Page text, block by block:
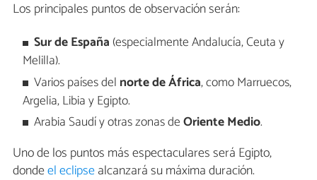
Los principales puntos de observación serán:
Sur de España (especialmente Andalucía, Ceuta y
Melilla).
Varios países del norte de África, como Marruecos,
Argelia, Libia y Egipto.
Arabia Saudí y otras zonas deOriente Medio.
Uno de los puntos más espectaculares será Egipto,
dondeel eclipsealcanzará su máxima duración.